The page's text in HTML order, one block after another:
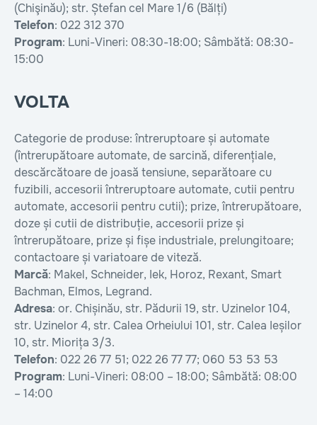
(Chişinău); str. Ștefan cel Mare 1/6 (Bălți)
Telefon: 022 312 370
Program: Luni-Vineri: 08:30-18:00; Sâmbătă: 08:30-
15:00
VOLTA
Categorie de produse: întreruptoare și automate
(întrerupătoare automate, de sarcină, diferențiale,
descărcătoare de joasă tensiune, separătoare cu
fuzibili, accesorii întreruptoare automate, cutii pentru
automate, accesorii pentru cutii); prize, întrerupătoare,
doze și cutii de distribuție, accesorii prize și
întrerupătoare, prize și fișe industriale, prelungitoare;
contactoare și variatoare de viteză.
Marcă: Makel, Schneider, Iek, Horoz, Rexant, Smart
Bachman, Elmos, Legrand.
Adresa: or. Chișinău, str. Pădurii 19, str. Uzinelor 104,
str. Uzinelor 4, str. Calea Orheiului 101, str. Calea Ieșilor
10, str. Miorița 3/3.
Telefon: 022 26 77 51; 022 26 77 77; 060 53 53 53
Program: Luni-Vineri: 08:00 – 18:00; Sâmbătă: 08:00
– 14:00